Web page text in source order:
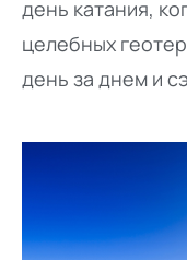
день катания,
целебных
день за днем и